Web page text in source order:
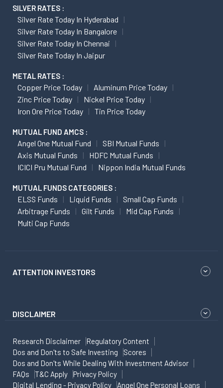
SILVER RATES :
Silver Rate Today In Hyderabad
Silver Rate Today In Bangalore
Silver Rate Today In Chennai
Silver Rate Today In Jaipur
METAL RATES :
Copper Price Today
Aluminum Price Today
Zinc Price Today
Nickel Price Today
Iron Ore Price Today
Tin Price Today
MUTUAL FUND AMCS :
Angel One Mutual Fund
SBI Mutual Funds
Axis Mutual Funds
HDFC Mutual Funds
ICICI Pru Mutual Fund
Nippon India Mutual Funds
MUTUAL FUNDS CATEGORIES :
ELSS Funds Liquid Funds
Small Cap Funds
Arbitrage Funds
Gilt Funds
Mid Cap Funds
Multi Cap Funds
ATTENTION INVESTORS
DISCLAIMER
Research Disclaimer
Regulatory Content
Dos and Don'ts to Safe Investing
Scores
Dos and Don'ts While Dealing With Investment Advisor
FAQs
T&C Apply
Privacy Policy
Digital Lending - Privacy Policy
Angel One Personal Loans